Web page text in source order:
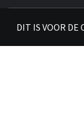
DIT IS VOOR